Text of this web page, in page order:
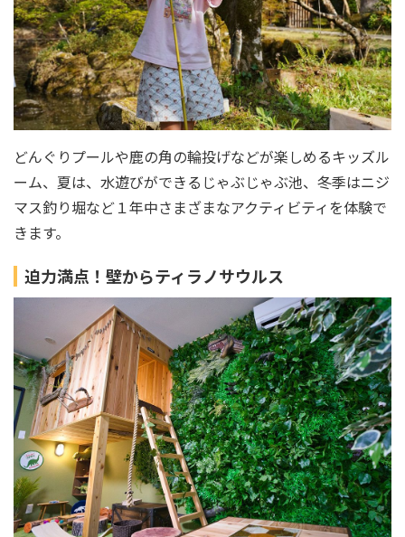
どんぐりプールや鹿の角の輪投げなどが楽しめるキッズル
ーム、夏は、水遊びができるじゃぶじゃぶ池、冬季はニジ
マス釣り堀など１年中さまざまなアクティビティを体験で
きます。
迫力満点！壁からティラノサウルス